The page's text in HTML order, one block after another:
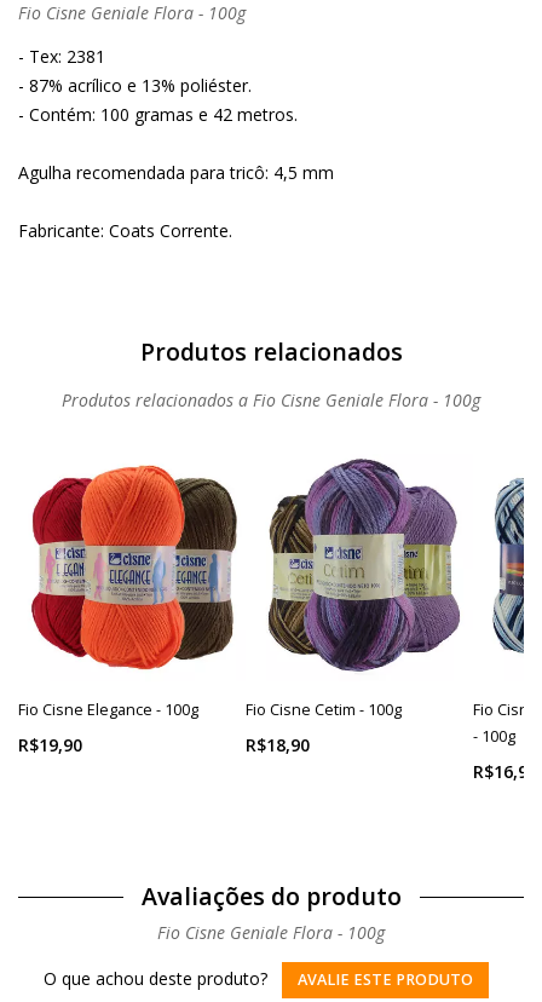
Fio Cisne Geniale Flora - 100g
- Tex: 2381
- 87% acrílico e 13% poliéster.
- Contém: 100 gramas e 42 metros.
Agulha recomendada para tricô: 4,5 mm
Fabricante: Coats Corrente.
Produtos relacionados a Fio Cisne Geniale Flora - 100g
Fio Cisne Elegance - 100g
R$19,90
Fio Cisne Cetim - 100g
R$18,90
Fio
- 100g
R$16,90
Avaliações do produto
Fio Cisne Geniale Flora - 100g
O que achou deste produto?
AVALIE ESTE PRODUTO